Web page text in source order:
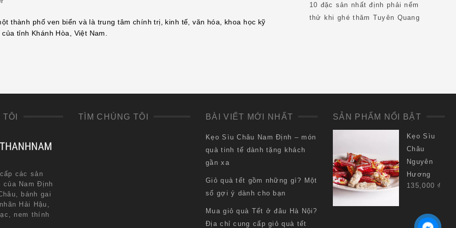
thành phố ven biển và là trung tâm chính trị, kinh tế, văn hóa, khoa học kỹ
tỉnh Khánh Hòa, Việt Nam.
10 đặc sản nhất định phải nếm
thử khi ghé thăm Tuyên Quang
các sản
của Nam Định
bánh gai
Hải Hậu,
nem thính
TÌM CHÚNG TÔI BÀI VIẾT MỚI NHẤT
Kẹo Sìu Châu Nam Định – món
quà tinh tế dành tặng khách
gần xa
Giỏ quà tết gồm những gì? Một
số gợi ý dành cho bạn
Mua giỏ quà Tết ở đâu Hà Nội?
Địa chỉ cung cấp giỏ quà tết
SẢN PHẨM NỔI BẬT
Kẹo Sìu
Châu
Nguyên
Hương
135,000 ₫